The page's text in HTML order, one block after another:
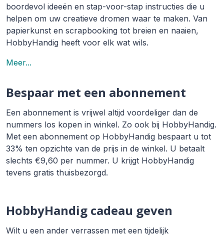
boordevol ideeën en stap-voor-stap instructies die u
helpen om uw creatieve dromen waar te maken. Van
papierkunst en scrapbooking tot breien en naaien,
HobbyHandig heeft voor elk wat wils.
Meer...
Bespaar met een abonnement
Een abonnement is vrijwel altijd voordeliger dan de
nummers los kopen in winkel. Zo ook bij HobbyHandig.
Met een abonnement op HobbyHandig bespaart u tot
33% ten opzichte van de prijs in de winkel. U betaalt
slechts €9,60 per nummer. U krijgt HobbyHandig
tevens gratis thuisbezorgd.
HobbyHandig cadeau geven
Wilt u een ander verrassen met een tijdelijk